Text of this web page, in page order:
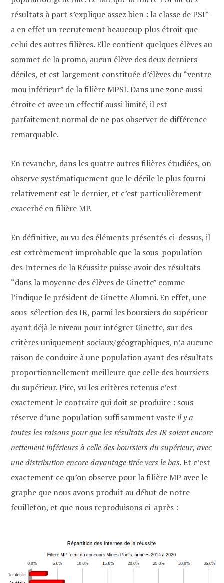
résultats à part s’explique assez bien : la classe de PSI*
a en effet un recrutement beaucoup plus étroit que
celui des autres filières. Elle contient quelques élèves au
sommet de la promo, aucun élève des deux derniers
déciles, et est largement constituée d’élèves du “ventre
mou inférieur” de la filière MPSI. Dans une zone aussi
étroite et avec un effectif aussi limité, il est
parfaitement normal de ne pas observer de différence
remarquable.
En revanche, dans les quatre autres filières étudiées, on
observe systématiquement que le décile le plus fourni
relativement est le dernier, et c’est particulièrement
exacerbé en filière MP.
En définitive, au vu des éléments présentés ci-dessus, il
est extrêmement improbable que la sous-population
des Internes de la Réussite puisse avoir des résultats
“dans la moyenne des élèves de Ginette” comme
l’indique le président de Ginette Alumni. En effet, une
sous-sélection des IR, parmi les boursiers du supérieur
ayant déjà le niveau pour intégrer Ginette, sur des
critères uniquement sociaux/géographiques, n’a aucune
raison de conduire à une population ayant des résultats
proportionnellement meilleure que celle des boursiers
du supérieur. Pire, vu les critères retenus c’est
exactement le contraire qui doit se produire : sous
réserve d’une population suffisamment vaste il y a
toutes les raisons pour que les résultats des IR soient encore
nettement inférieurs à celle des boursiers du supérieur, avec
une distribution encore davantage tirée vers le bas.Et c’est
exactement ce qu’on observe pour la filière MP avec le
graphe que nous avons produit au début de notre
feuilleton, et que nous reproduisons ci-après :